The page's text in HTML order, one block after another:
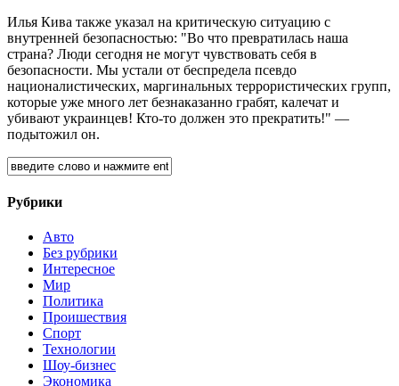
Илья Кива также указал на критическую ситуацию с
внутренней безопасностью: "Во что превратилась наша
страна? Люди сегодня не могут чувствовать себя в
безопасности. Мы устали от беспредела псевдо
националистических, маргинальных террористических групп,
которые уже много лет безнаказанно грабят, калечат и
убивают украинцев! Кто-то должен это прекратить!" —
подытожил он.
Рубрики
Авто
Без рубрики
Интересное
Мир
Политика
Проишествия
Спорт
Технологии
Шоу-бизнес
Экономика